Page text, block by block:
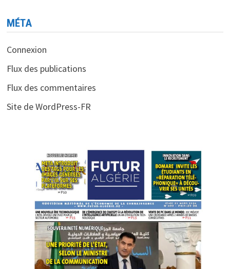
MÉTA
Connexion
Flux des publications
Flux des commentaires
Site de WordPress-FR